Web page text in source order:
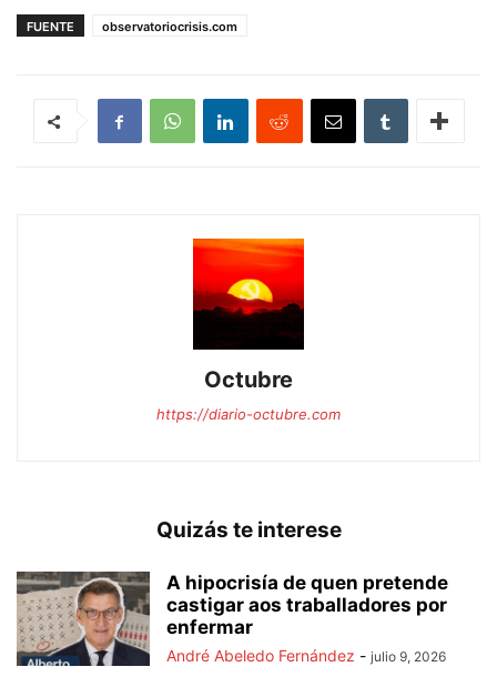
FUENTE observatoriocrisis.com
Octubre
https://diario-octubre.com
Quizás te interese
A hipocrisía de quen pretende
castigar aos traballadores por
enfermar
André Abeledo Fernández - julio 9, 2026